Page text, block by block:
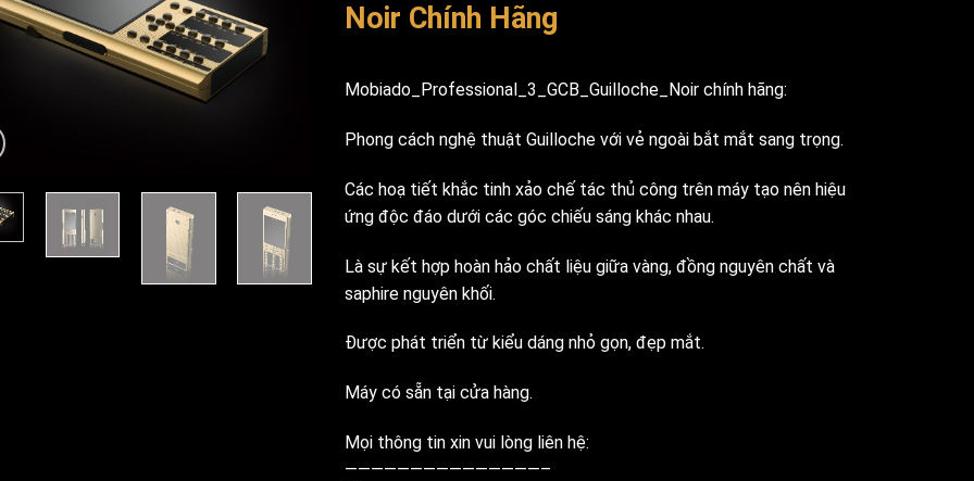
Noir Chính Hãng
Mobiado_Professional_3_GCB_Guilloche_Noir chính hãng:
Phong cách nghệ thuật Guilloche với vẻ ngoài bắt mắt sang trọng.
Các hoạ tiết khắc tinh xảo chế tác thủ công trên máy tạo nên hiệu
ứng độc đáo dưới các góc chiếu sáng khác nhau.
Là sự kết hợp hoàn hảo chất liệu giữa vàng, đồng nguyên chất và
saphire nguyên khối.
Được phát triển từ kiểu dáng nhỏ gọn, đẹp mắt.
Máy có sẵn tại cửa hàng.
Mọi thông tin xin vui lòng liên hệ:
———————————————–